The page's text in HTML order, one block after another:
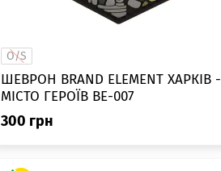
O/S
ШЕВРОН BRAND ELEMENT ХАРКІВ -
МІСТО ГЕРОЇВ BE-007
300 грн